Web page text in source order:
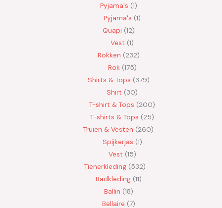
Pyjama's 1
Pyjama's 1
Quapi 12
Vest 1
Rokken 232
Rok 175
Shirts & Tops 379
Shirt
30
T-shirt & Tops
200
T-shirts & Tops
25
Truien & Vesten
260
Spijkerjas 1
Vest 15
Tienerkleding 532
Badkleding 11
Ballin 18
Bellaire 7